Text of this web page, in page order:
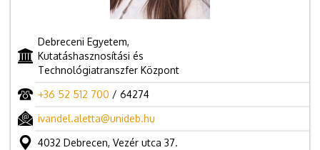
Debreceni Egyetem,
Kutatáshasznosítási és
Technológiatranszfer Központ
+36 52 512 700 / 64274
ivandel.aletta@unideb.hu
4032 Debrecen, Vezér utca 37.